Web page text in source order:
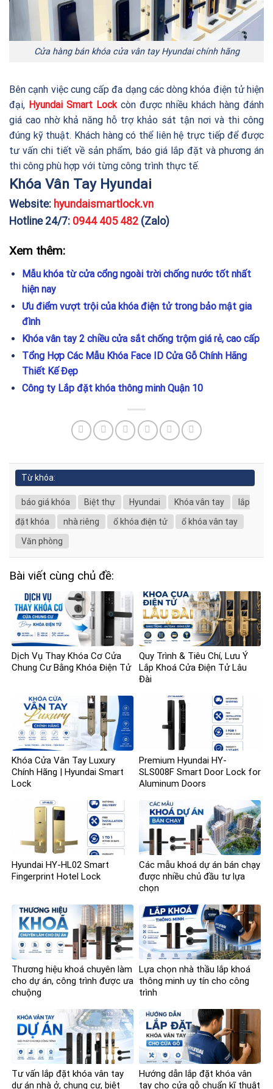
Cửa hàng bán khóa cửa vân tay Hyundai chính hãng
Bên cạnh việc cung cấp đa dạng các dòng khóa điện tử hiện
đại, Hyundai Smart Lock còn được nhiều khách hàng đánh
giá cao nhờ khả năng hỗ trợ khảo sát tận nơi và thi công
đúng kỹ thuật. Khách hàng có thể liên hệ trực tiếp để được
tư vấn chi tiết về sản phẩm, báo giá lắp đặt và phương án
thi công phù hợp với từng công trình thực tế.
Khóa Vân Tay Hyundai
Website: hyundaismartlock.vn
Hotline 24/7: 0944 405 482 (Zalo)
Xem thêm:
Mẫu khóa từ cửa cổng ngoài trời chống nước tốt nhất
hiện nay
Ưu điểm vượt trội của khóa điện tử trong bảo mật gia
đình
Khóa vân tay 2 chiều cửa sắt chống trộm giá rẻ, cao cấp
Tổng Hợp Các Mẫu Khóa Face ID Cửa Gỗ Chính Hãng
Thiết Kế Đẹp
Công ty Lắp đặt khóa thông minh Quận 10
Từ khóa:
báo giá khóa Biệt thự Hyundai Khóa vân tay
lắp
đặt khóa
nhà riêng ổ khóa điện tử
ổ khóa vân tay
Văn phòng
Bài viết cùng chủ đề:
Dịch Vụ Thay Khóa Cơ Cửa
Chung Cư Bằng Khóa Điện Tử
Quy Trình & Tiêu Chí, Lưu Ý
Lắp Khoá Cửa Điện Tử Lâu
Đài
Khóa Cửa Vân Tay Luxury
Chính Hãng | Hyundai Smart
Lock
Premium Hyundai HY-
SLS008F Smart Door Lock for
Aluminum Doors
Hyundai HY-HL02 Smart
Fingerprint Hotel Lock
Các mẫu khoá dự án bán chạy
được nhiều chủ đầu tư lựa
chọn
Thương hiệu khoá chuyên làm
cho dự án, công trình được ưa
chuộng
Lựa chọn nhà thầu lắp khoá
thông minh uy tín cho công
trình
Tư vấn lắp đặt khóa vân tay
dự án nhà ở, chung cư, biệt
Hướng dẫn lắp đặt khóa vân
tay cho cửa gỗ chuẩn kĩ thuật